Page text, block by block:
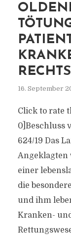
16. September
Click to rate
0]Beschluss
624/19 Das
Angeklagten
einer
die
und ihm
Kranken-